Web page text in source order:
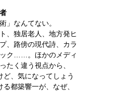
」なんてない。
、独居老人、地方発ヒ
、路傍の現代詩、カラ
ク……。ほかのメディ
たく違う視点から、
ど、気になってしょう
都築響一が、なぜ、